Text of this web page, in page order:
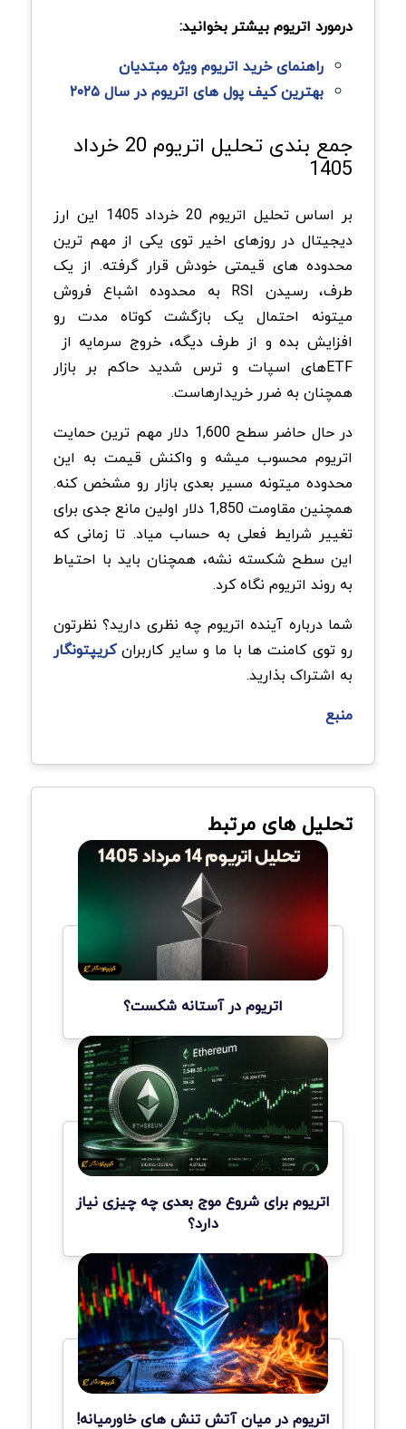
درمورد اتریوم بیشتر بخوانید:
راهنمای خرید اتریوم ویژه مبتدیان
بهترین کیف پول ‌های اتریوم در سال ۲۰۲۵
جمع بندی تحلیل اتریوم 20 خرداد
1405
بر اساس تحلیل اتریوم 20 خرداد 1405 این ارز
دیجیتال در روزهای اخیر توی یکی از مهم ترین
محدوده های قیمتی خودش قرار گرفته. از یک
طرف، رسیدن RSI به محدوده اشباع فروش
میتونه احتمال یک بازگشت کوتاه مدت رو
افزایش بده و از طرف دیگه، خروج سرمایه از
ETFهای اسپات و ترس شدید حاکم بر بازار
همچنان به ضرر خریدارهاست.
در حال حاضر سطح 1,600 دلار مهم ترین حمایت
اتریوم محسوب میشه و واکنش قیمت به این
محدوده میتونه مسیر بعدی بازار رو مشخص کنه.
همچنین مقاومت 1,850 دلار اولین مانع جدی برای
تغییر شرایط فعلی به حساب میاد. تا زمانی که
این سطح شکسته نشه، همچنان باید با احتیاط
به روند اتریوم نگاه کرد.
شما درباره آینده اتریوم چه نظری دارید؟ نظرتون
رو توی کامنت ها با ما و سایر کاربرانکریپتونگار
به اشتراک بذارید.
منبع
تحلیل های مرتبط
اتریوم در آستانه شکست؟
اتریوم برای شروع موج بعدی چه چیزی نیاز
دارد؟
اتریوم در میان آتش تنش های خاورمیانه!